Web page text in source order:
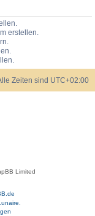
erstellen.
Zeiten sind UTC+02:00
Limited